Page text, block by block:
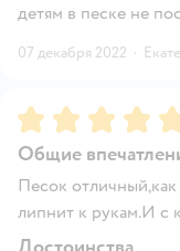
детям в песке не
07 декабря 2022 ·
Рейтинг:5
Общие
Песок
липнит к рукам.И с